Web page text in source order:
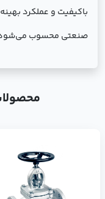
باکیفیت و عملکرد
صنعتی محسوب